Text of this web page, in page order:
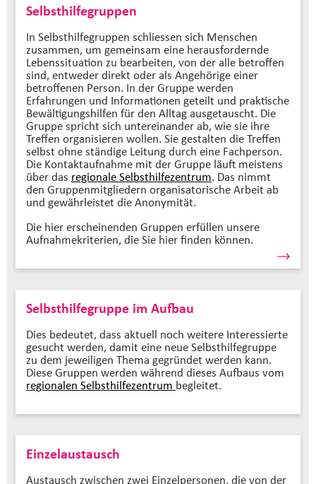
Selbsthilfegruppen
In Selbsthilfegruppen schliessen sich Menschen
zusammen, um gemeinsam eine herausfordernde
Lebenssituation zu bearbeiten, von der alle betroffen
sind, entweder direkt oder als Angehörige einer
betroffenen Person. In der Gruppe werden
Erfahrungen und Informationen geteilt und praktische
Bewältigungshilfen für den Alltag ausgetauscht. Die
Gruppe spricht sich untereinander ab, wie sie ihre
Treffen organisieren wollen. Sie gestalten die Treffen
selbst ohne ständige Leitung durch eine Fachperson.
Die Kontaktaufnahme mit der Gruppe läuft meistens
über das regionale Selbsthilfezentrum. Das nimmt
den Gruppenmitgliedern organisatorische Arbeit ab
und gewährleistet die Anonymität.
Die hier erscheinenden Gruppen erfüllen unsere
Aufnahmekriterien, die Sie hier finden können.
Selbsthilfegruppe im Aufbau
Dies bedeutet, dass aktuell noch weitere Interessierte
gesucht werden, damit eine neue Selbsthilfegruppe
zu dem jeweiligen Thema gegründet werden kann.
Diese Gruppen werden während dieses Aufbaus vom
regionalen Selbsthilfezentrum begleitet.
Einzelaustausch
Austausch zwischen zwei Einzelpersonen, die von der